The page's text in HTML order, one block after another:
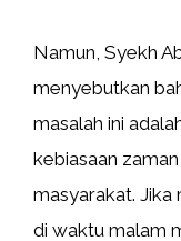
Namun, Syekh
menyebutkan
masalah ini
kebiasaan
masyarakat. Jika
di waktu malam